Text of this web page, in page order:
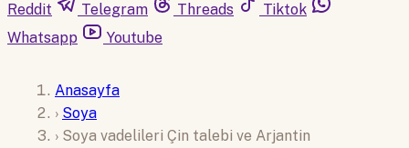
Reddit
Telegram Threads
Tiktok
Whatsapp
Youtube
Anasayfa
› Soya
› Soya vadelileri Çin talebi ve Arjantin